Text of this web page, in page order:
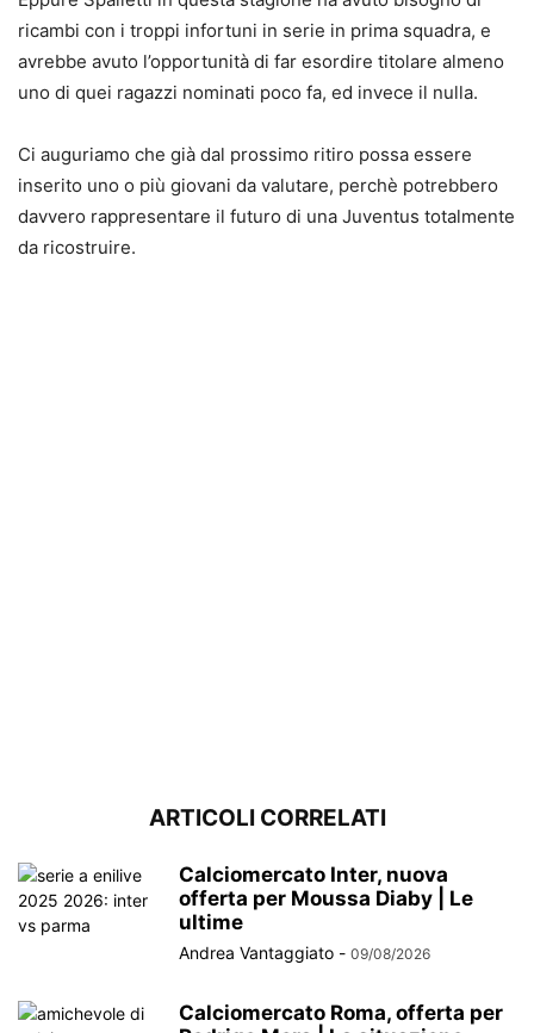
ricambi con i troppi infortuni in serie in prima squadra, e
avrebbe avuto l’opportunità di far esordire titolare almeno
uno di quei ragazzi nominati poco fa, ed invece il nulla.
Ci auguriamo che già dal prossimo ritiro possa essere
inserito uno o più giovani da valutare, perchè potrebbero
davvero rappresentare il futuro di una Juventus totalmente
da ricostruire.
ARTICOLI CORRELATI
Calciomercato Inter, nuova
offerta per Moussa Diaby | Le
ultime
Andrea Vantaggiato - 09/08/2026
Calciomercato Roma, offerta per